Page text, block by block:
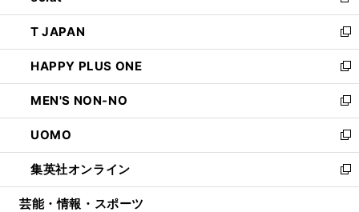
開
く
ウ
で
開
く
ン
ド
ウ
で
開
く
ウ
ィ
ン
ド
ウ
で
開
く
し
い
ウ
ィ
ン
ド
ウ
で
開
く
T JAPAN
新
し
い
ウ
ィ
ン
ド
ウ
で
開
HAPPY PLUS ONE
新
し
い
ウ
ィ
ン
ド
ウ
MEN'S NON-NO
新
し
い
ウ
ィ
ン
UOMO
新
し
い
ウ
集英社オンライン
新
し
芸能・情報・スポーツ